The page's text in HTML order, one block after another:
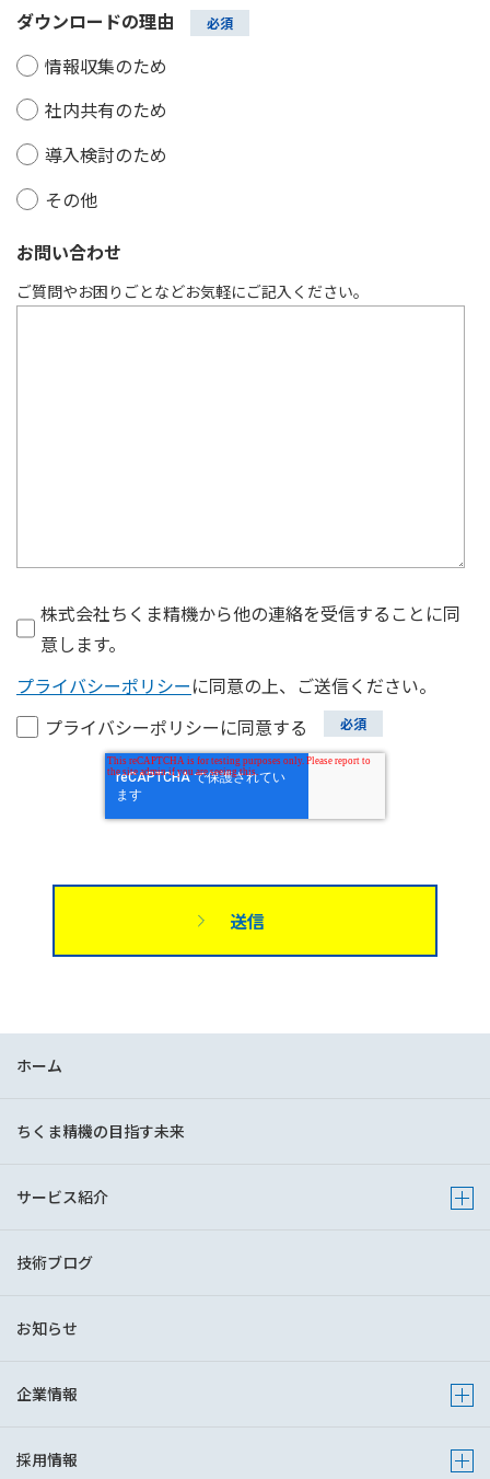
ダウンロードの理由
情報収集のため
社内共有のため
導入検討のため
その他
お問い合わせ
ご質問やお困りごとなどお気軽にご記入ください。
株式会社ちくま精機から他の連絡を受信することに同
意します。
プライバシーポリシーに同意の上、ご送信ください。
プライバシーポリシーに同意する
ホーム
ちくま精機の目指す未来
サービス紹介 Show
技術ブログ
お知らせ
企業情報 Show
採用情報 Show